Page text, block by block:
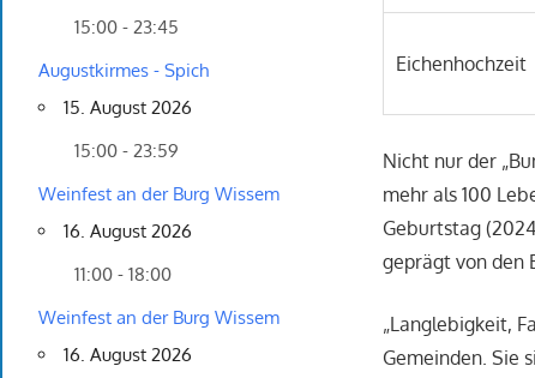
Eichenhochzeit
Nicht nur der
mehr als 100
Geburtstag
geprägt von den
„Langlebigkeit,
Gemeinden. Sie
15:00 - 23:45
Augustkirmes - Spich
15. August 2026
15:00 - 23:59
Weinfest an der Burg Wissem
16. August 2026
11:00 - 18:00
Weinfest an der Burg Wissem
16. August 2026